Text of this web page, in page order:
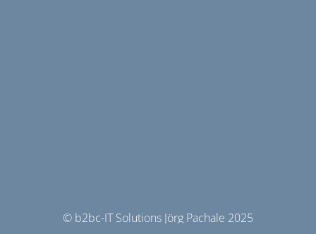
© b2bc-IT Solutions Jörg Pachale 2025